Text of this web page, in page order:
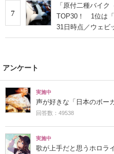
7
「原付二種バイ
TOP30！ 1位は「
31日時点／ウェビ
アンケート
実施中
声が好きな「日本のボー
回答数：49538
実施中
歌が上手だと思うホロラ